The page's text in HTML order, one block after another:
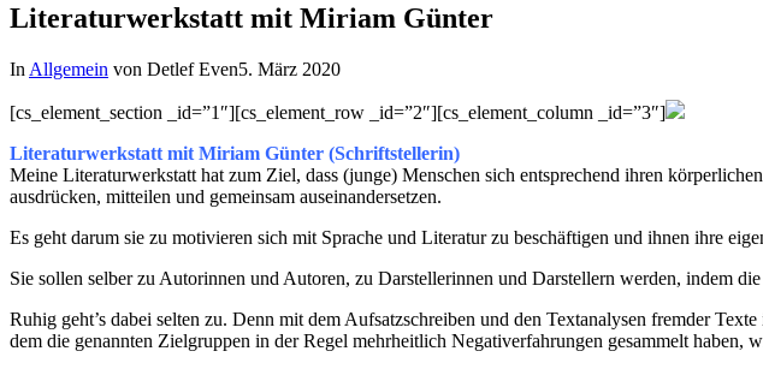
Literaturwerkstatt mit Miriam Günter
In Allgemein von Detlef Even5. März 2020
[cs_element_section _id=”1″][cs_element_row _id=”2″][cs_element_column _id=”3″]
Literaturwerkstatt mit Miriam Günter (Schriftstellerin)
Meine Literaturwerkstatt hat zum Ziel, dass (junge) Menschen sich entsprechend ihren
ausdrücken, mitteilen und gemeinsam auseinandersetzen.
Es geht darum sie zu motivieren sich mit Sprache und Literatur zu beschäftigen und ihnen ihre
Sie sollen selber zu Autorinnen und Autoren, zu Darstellerinnen und Darstellern werden, indem
Ruhig geht’s dabei selten zu. Denn mit dem Aufsatzschreiben und den Textanalysen fremder
dem die genannten Zielgruppen in der Regel mehrheitlich Negativerfahrungen gesammelt haben,